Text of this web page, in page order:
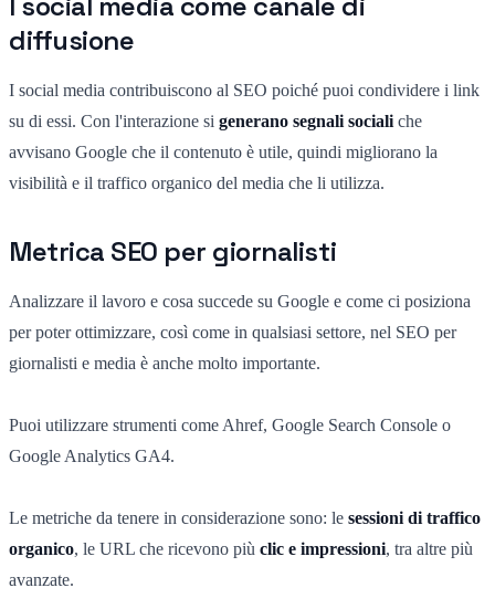
diffusione
I social media contribuiscono al SEO poiché puoi condividere i link
su di essi. Con l'interazione si generano segnali sociali che
avvisano Google che il contenuto è utile, quindi migliorano la
visibilità e il traffico organico del media che li utilizza.
Metrica SEO per giornalisti
Analizzare il lavoro e cosa succede su Google e come ci posiziona
per poter ottimizzare, così come in qualsiasi settore, nel SEO per
giornalisti e media è anche molto importante.
Puoi utilizzare strumenti come Ahref, Google Search Console o
Google Analytics GA4.
Le metriche da tenere in considerazione sono: le sessioni di traffico
organico, le URL che ricevono più clic e impressioni, tra altre più
avanzate.